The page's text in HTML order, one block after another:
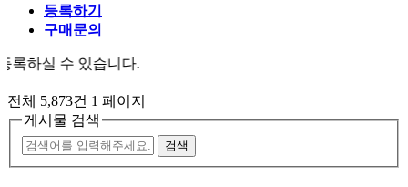
등록하기
구매문의
수 있습니다.
전체 5,873건 1 페이지
게시물 검색
검색